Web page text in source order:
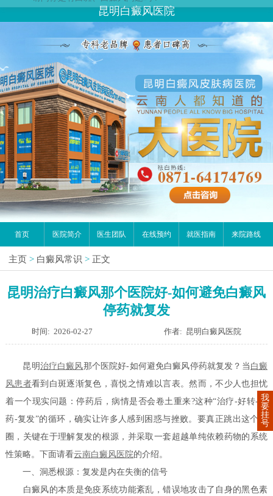
昆明白癜风医院
首页 医院简介 医生团队 在线预约 就医指南 来院路线
主页 > 白癜风常识 > 正文
昆明治疗白癜风那个医院好-如何避免白癜风
停药就复发
时间: 2026-02-27 作者: 昆明白癜风医院
昆明治疗白癜风那个医院好-如何避免白癜风停药就复发？当 白癜
风患者看到白斑逐渐复色，喜悦之情难以言表。然而，不少人也担忧
着一个现实问题：停药后，病情是否会卷土重来?这种“治疗-好转-停
药-复发”的循环，确实让许多人感到困惑与挫败。要真正跳出这个怪
圈，关键在于理解复发的根源，并采取一套超越单纯依赖药物的系统
性策略。下面请看云南白癜风医院的介绍。
一、洞悉根源：复发是内在失衡的信号
白癜风的本质是免疫系统功能紊乱，错误地攻击了自身的黑色素
我
要
挂
号
您好,这里是在线预约挂号平台！
请问你是有白斑、白癜风问题吗？